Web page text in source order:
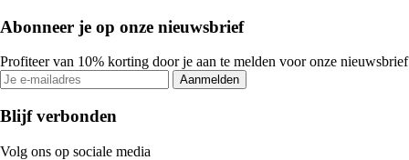
Abonneer je op onze nieuwsbrief
Profiteer van 10% korting door je aan te melden voor onze nieuwsbrief
Aanmelden
Blijf verbonden
Volg ons op sociale media